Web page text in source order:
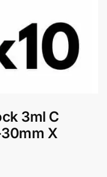
3ml C
X